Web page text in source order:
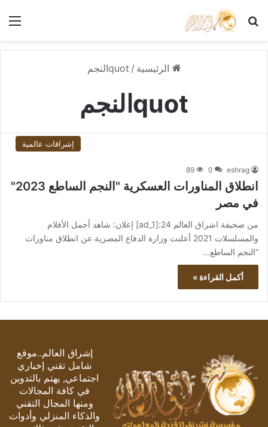
بحث عن
الرئيسية / quotالنجم
quotالنجم
إشراقات عالمية
eshrag
0
89
انطلاق المناورات العسكرية "النجم الساطع 2023"
في مصر
من صحيفة اشراق العالم 24:[ad_1] إعلان: شاهد أجمل الأفلام
والمسلسلات 2021 أعلنت وزارة الدفاع المصرية عن انطلاق مناورات
“النجم الساطع…
أكمل القراءة »
إشراق العالم..موقع
شامل تقني إخباري
اجتماعي, يهتم بالتدوين
في كافة المجالات
ومنها المجال التقني
والذكاء المنزلي وأدوات